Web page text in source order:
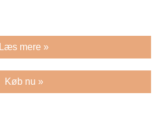
Læs mere »
Køb nu »